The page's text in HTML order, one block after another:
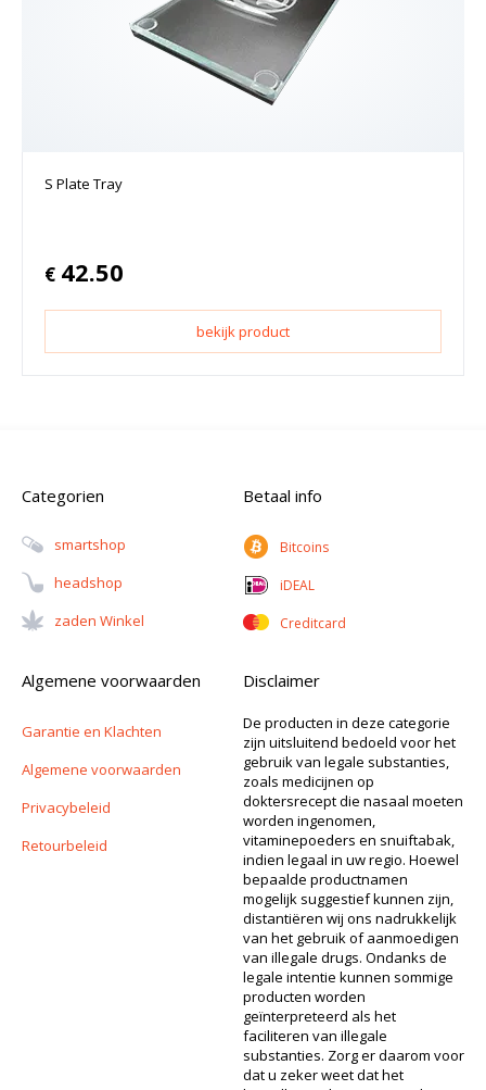
S Plate Tray
€ 42.50
bekijk product
Categorien
Smartshop
Headshop
Zaden Winkel
Betaal info
Bitcoins
iDEAL
Creditcard
Algemene voorwaarden
Garantie en Klachten
Algemene voorwaarden
Privacybeleid
Retourbeleid
Disclaimer
De producten in deze categorie
zijn uitsluitend bedoeld voor het
gebruik van legale substanties,
zoals medicijnen op
doktersrecept die nasaal moeten
worden ingenomen,
vitaminepoeders en snuiftabak,
indien legaal in uw regio. Hoewel
bepaalde productnamen
mogelijk suggestief kunnen zijn,
distantiëren wij ons nadrukkelijk
van het gebruik of aanmoedigen
van illegale drugs. Ondanks de
legale intentie kunnen sommige
producten worden
geïnterpreteerd als het
faciliteren van illegale
substanties. Zorg er daarom voor
dat u zeker weet dat het